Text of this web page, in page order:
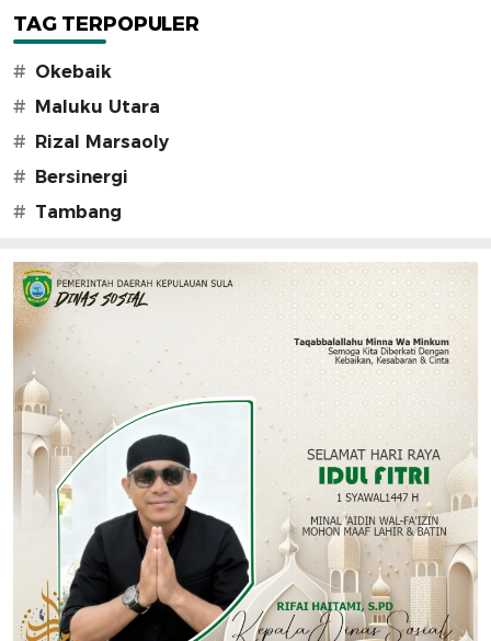
TAG TERPOPULER
# Okebaik
# Maluku Utara
# Rizal Marsaoly
# Bersinergi
# Tambang